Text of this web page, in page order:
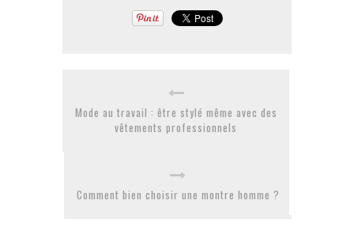
Mode au travail : être stylé même avec des
vêtements professionnels
Comment bien choisir une montre homme ?